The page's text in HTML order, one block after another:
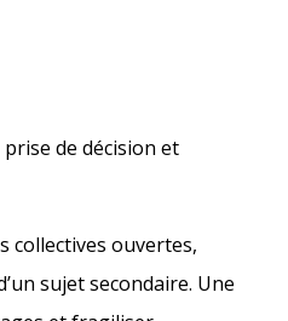
de décision et
collectives ouvertes,
sujet secondaire. Une